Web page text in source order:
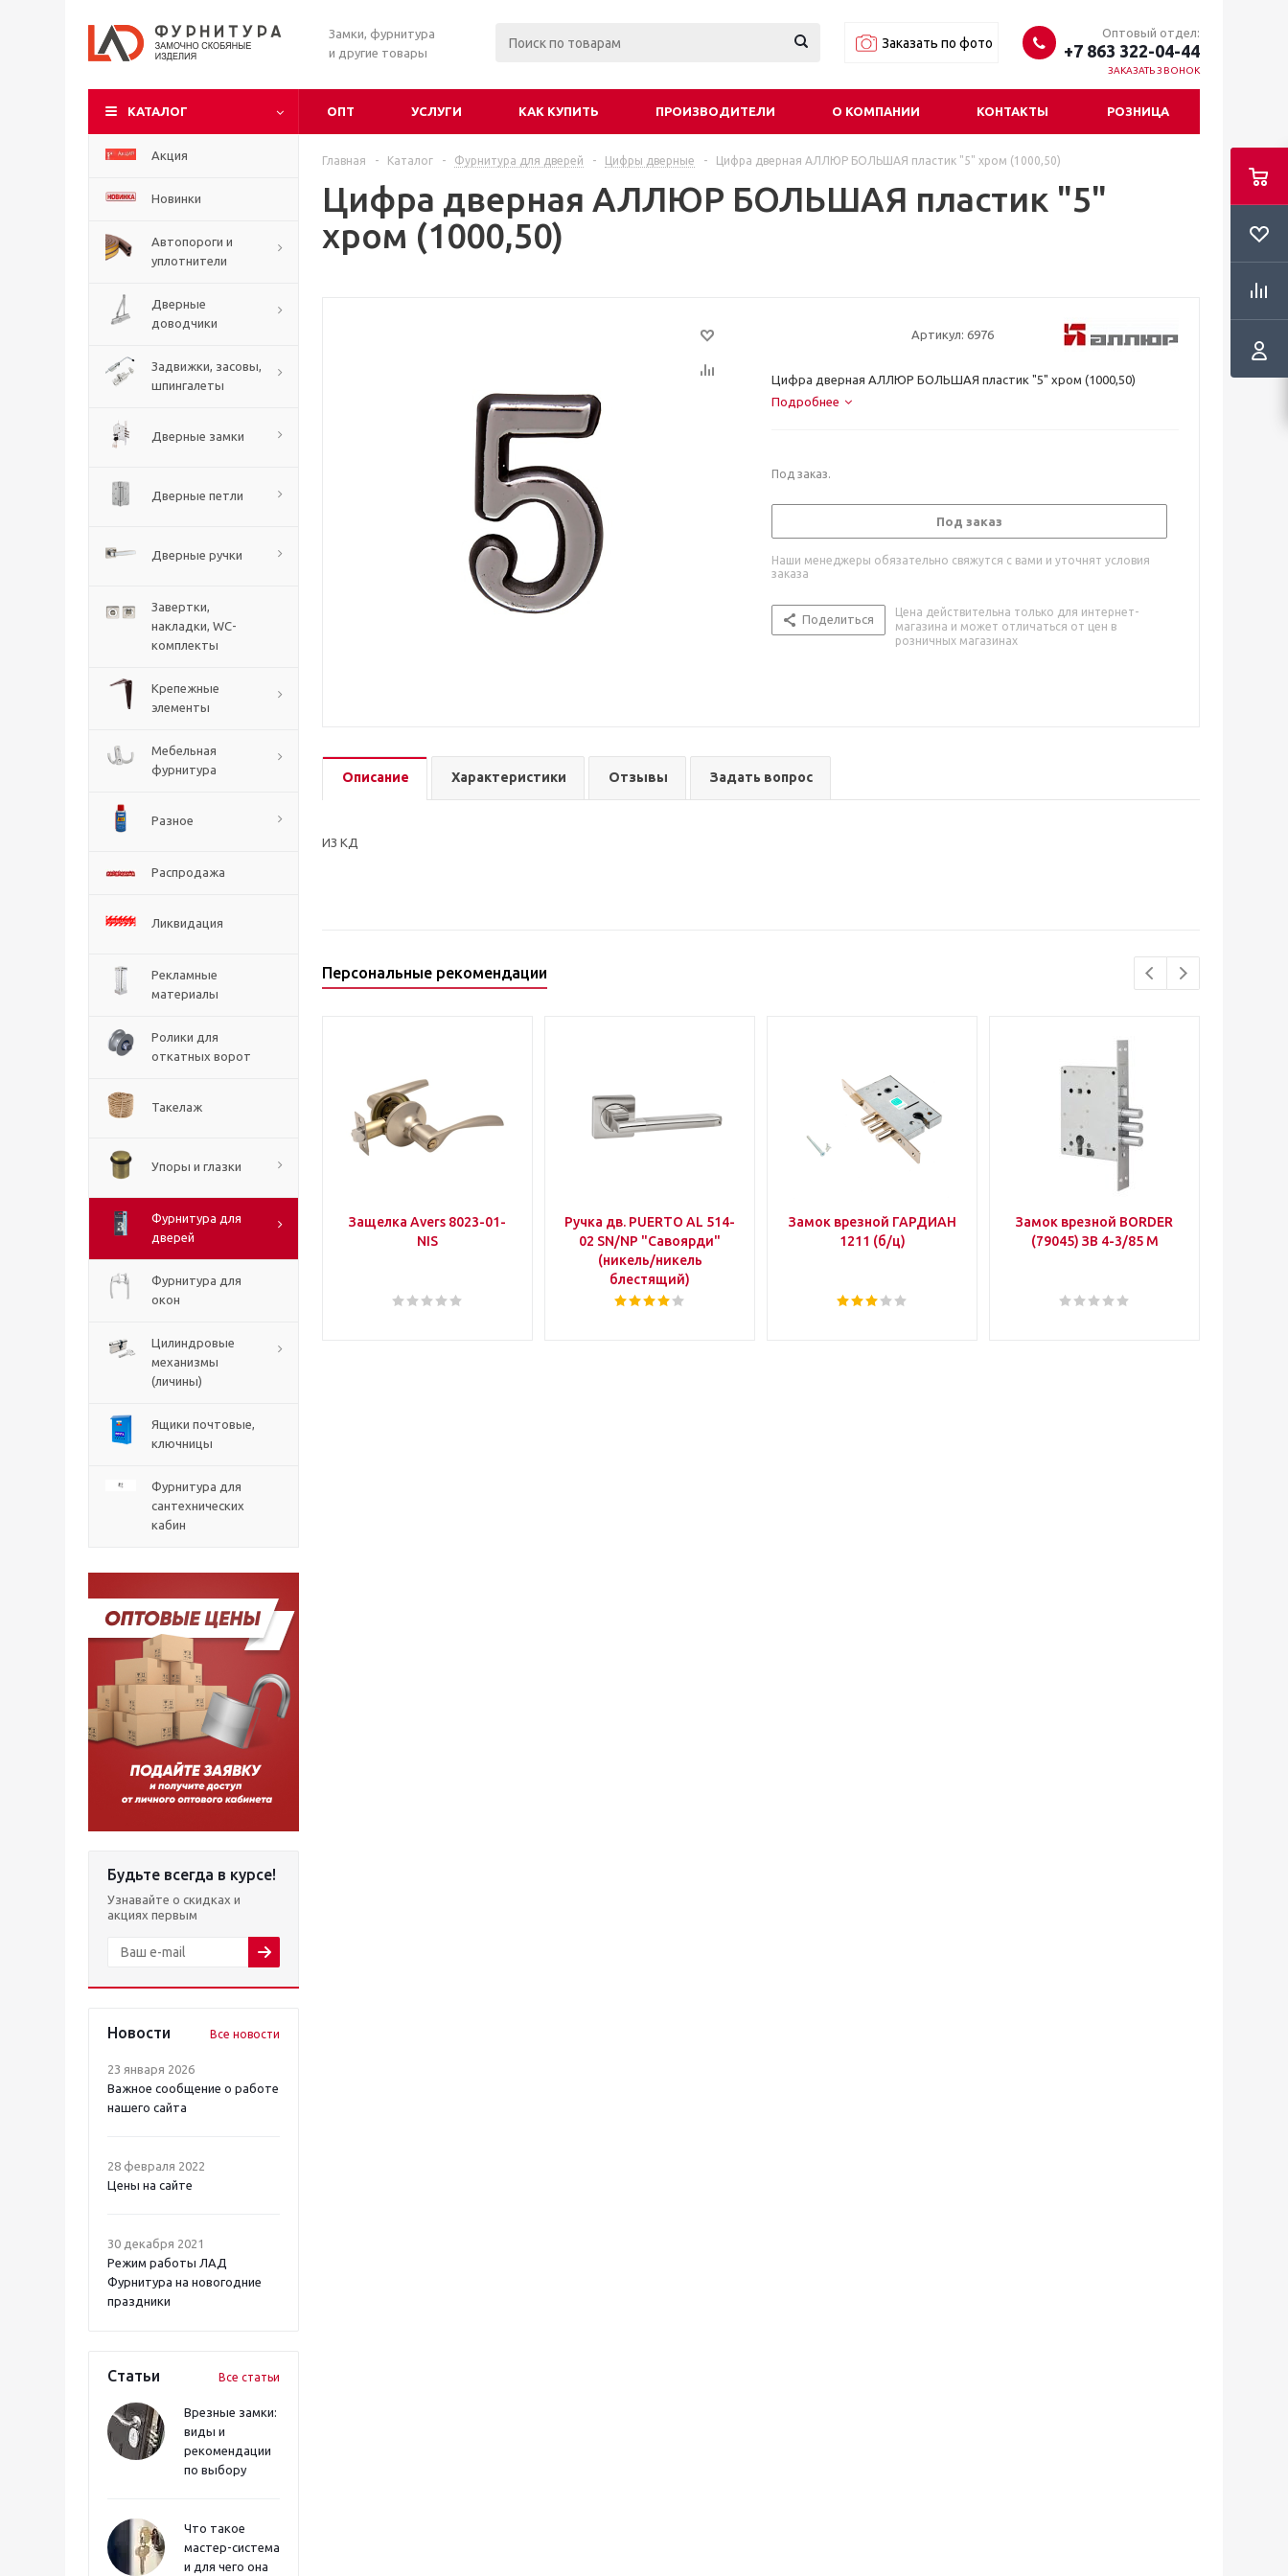
Замки, фурнитура
и другие товары
Заказать по фото
Оптовый отдел:
+7 863 322-04-44
ЗАКАЗАТЬ ЗВОНОК
КАТАЛОГ ОПТ УСЛУГИ КАК КУПИТЬ ПРОИЗВОДИТЕЛИ О КОМПАНИИ КОНТАКТЫ РОЗНИЦА
Акция
Новинки
Автопороги и
уплотнители
Дверные
доводчики
Задвижки, засовы,
шпингалеты
Дверные замки
Дверные петли
Дверные ручки
Завертки,
накладки, WC-
комплекты
Крепежные
элементы
Мебельная
фурнитура
Разное
Распродажа
Ликвидация
Рекламные
материалы
Ролики для
откатных ворот
Такелаж
Упоры и глазки
Фурнитура для
дверей
Фурнитура для
окон
Цилиндровые
механизмы
(личины)
Ящики почтовые,
ключницы
Фурнитура для
сантехнических
кабин
Будьте всегда в курсе!
Узнавайте о скидках и
акциях первым
Новости Все новости
23 января 2026
Важное сообщение о работе
нашего сайта
28 февраля 2022
Цены на сайте
30 декабря 2021
Режим работы ЛАД
Фурнитура на новогодние
праздники
Статьи Все статьи
Врезные замки:
виды и
рекомендации
по выбору
Что такое
мастер-система
и для чего она
Главная - Каталог - Фурнитура для дверей - Цифры дверные - Цифра дверная АЛЛЮР БОЛЬШАЯ пластик "5" хром (1000,50)
Цифра дверная АЛЛЮР БОЛЬШАЯ пластик "5"
хром (1000,50)
Артикул: 6976
Цифра дверная АЛЛЮР БОЛЬШАЯ пластик "5" хром (1000,50)
Подробнее
Под заказ.
Под заказ
Наши менеджеры обязательно свяжутся с вами и уточнят условия
заказа
Поделиться
Цена действительна только для интернет-
магазина и может отличаться от цен в
розничных магазинах
Описание Характеристики Отзывы Задать вопрос
ИЗ КД
Персональные рекомендации
Защелка Avers 8023-01-
NIS
Ручка дв. PUERTO AL 514-
02 SN/NP "Савоярди"
(никель/никель
блестящий)
Замок врезной ГАРДИАН
1211 (б/ц)
Замок врезной BORDER
(79045) ЗВ 4-3/85 М